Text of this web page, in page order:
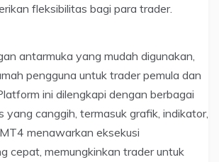
fleksibilitas bagi para trader.
antarmuka yang mudah digunakan,
pengguna untuk trader pemula dan
ini dilengkapi dengan berbagai
yang canggih, termasuk grafik, indikator,
menawarkan eksekusi
cepat, memungkinkan trader untuk